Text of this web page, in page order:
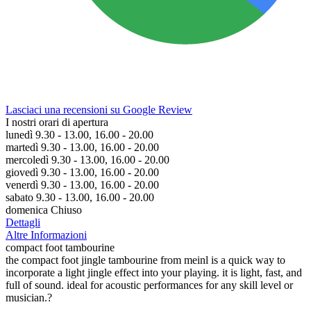
Lasciaci una recensioni su Google Review
I nostri orari di apertura
lunedì 9.30 - 13.00, 16.00 - 20.00
martedì 9.30 - 13.00, 16.00 - 20.00
mercoledì 9.30 - 13.00, 16.00 - 20.00
giovedì 9.30 - 13.00, 16.00 - 20.00
venerdì 9.30 - 13.00, 16.00 - 20.00
sabato 9.30 - 13.00, 16.00 - 20.00
domenica Chiuso
Dettagli
Altre Informazioni
compact foot tambourine
the compact foot jingle tambourine from meinl is a quick way to
incorporate a light jingle effect into your playing. it is light, fast, and
full of sound. ideal for acoustic performances for any skill level or
musician.?